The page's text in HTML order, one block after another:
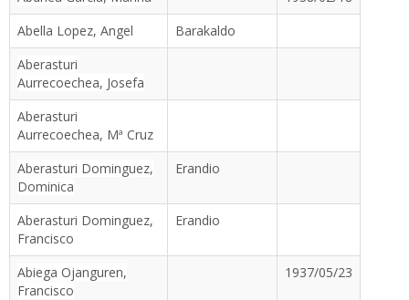
Abella Lopez, Angel
Barakaldo
Aberasturi
Aurrecoechea, Josefa
Aberasturi
Aurrecoechea, Mª Cruz
Aberasturi Dominguez,
Dominica
Erandio
Aberasturi Dominguez,
Francisco
Erandio
Abiega Ojanguren,
Francisco
1937/05/23